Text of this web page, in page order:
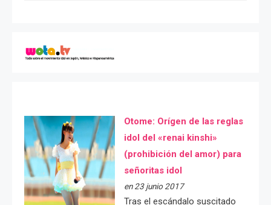
Otome: Orígen de las reglas
idol del «renai kinshi»
(prohibición del amor) para
señoritas idol
en 23 junio 2017
Tras el escándalo suscitado